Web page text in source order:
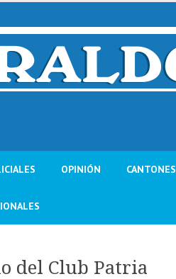
OPINIÓN CANTONES
del Club Patria